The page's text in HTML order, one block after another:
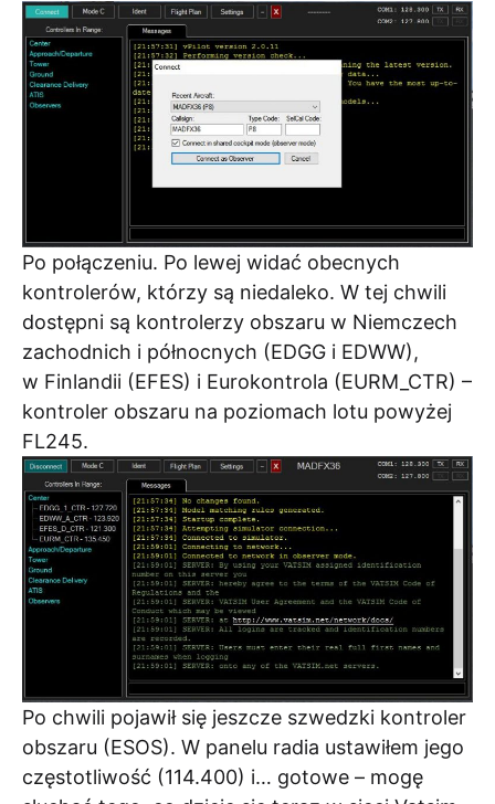
Po połączeniu. Po lewej widać obecnych
kontrolerów, którzy są niedaleko. W tej chwili
dostępni są kontrolerzy obszaru w Niemczech
zachodnich i północnych (EDGG i EDWW),
w Finlandii (EFES) i Eurokontrola (EURM_CTR) –
kontroler obszaru na poziomach lotu powyżej
FL245.
Po chwili pojawił się jeszcze szwedzki kontroler
obszaru (ESOS). W panelu radia ustawiłem jego
częstotliwość (114.400) i… gotowe – mogę